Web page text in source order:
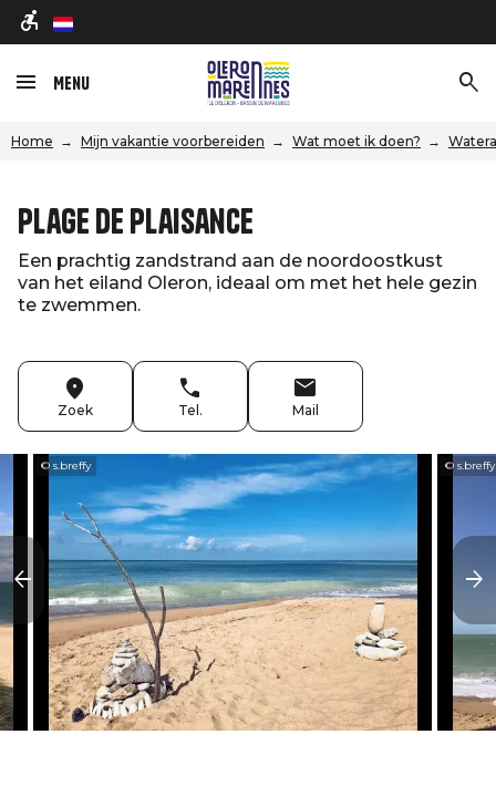
nl
Menu
Home Mijn vakantie voorbereiden Wat moet ik doen?
Plage de Plaisance
Een prachtig zandstrand aan de noordoostkust
van het eiland Oleron, ideaal om met het hele gezin
te zwemmen.
Zoek Tel. Mail
© s.breffy © s.breffy